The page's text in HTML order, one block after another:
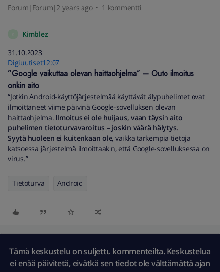
Forum|Forum|2 years ago 1 kommentti
Kimblez
31.10.2023
Digiuutiset12:07
”Google vaikuttaa olevan haittaohjelma” – Outo ilmoitus
onkin aito
“Jotkin Android-käyttöjärjestelmää käyttävät älypuhelimet ovat
ilmoittaneet viime päivinä Google-sovelluksen olevan
haittaohjelma. Ilmoitus ei ole huijaus, vaan täysin aito
puhelimen tietoturvavaroitus – joskin väärä hälytys.
Syytä huoleen ei kuitenkaan ole, vaikka tarkempia tietoja
katsoessa järjestelmä ilmoittaakin, että Google-sovelluksessa on
virus.”
Tietoturva Android
Tämä keskustelu on suljettu kommenteilta. Keskustelua
ei enää päivitetä, eivätkä sen tiedot ole välttämättä ajan